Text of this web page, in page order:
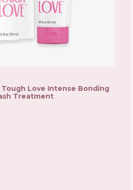
Love Intense Bonding
Treatment